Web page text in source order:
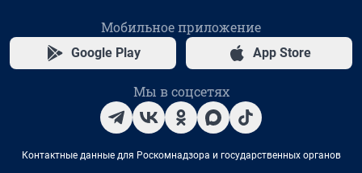
Мобильное приложение
Google Play App Store
Мы в соцсетях
Контактные данные для Роскомнадзора и государственных органов